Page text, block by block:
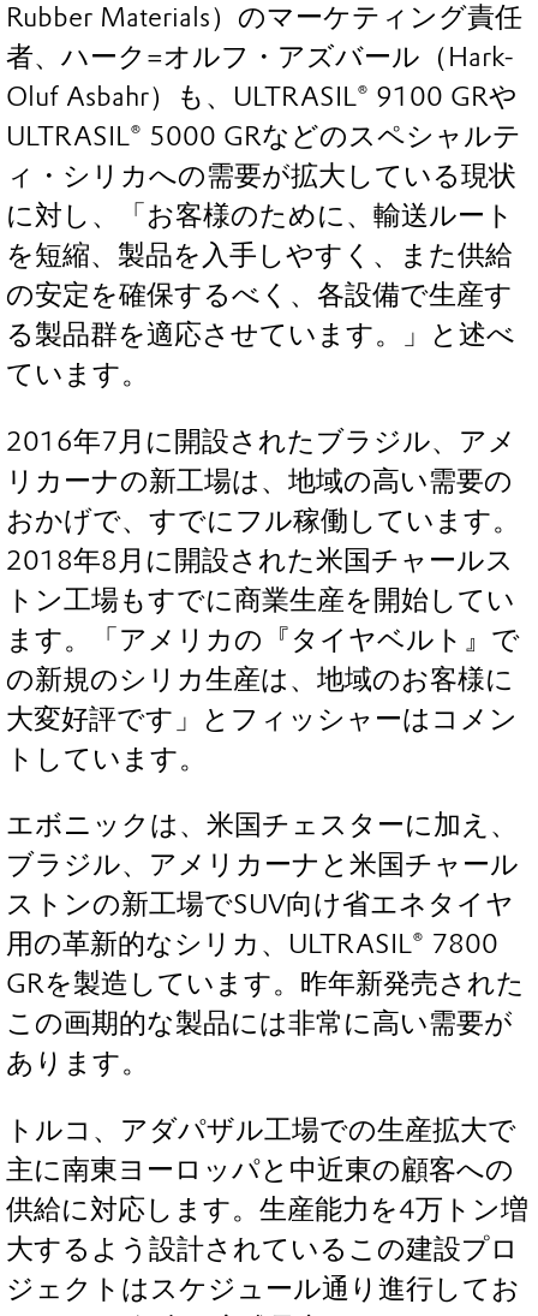
Rubber Materials）のマーケティング責任
者、ハーク=オルフ・アズバール（Hark-
Oluf Asbahr）も、ULTRASIL® 9100 GRや
ULTRASIL® 5000 GRなどのスペシャルテ
ィ・シリカへの需要が拡大している現状
に対し、「お客様のために、輸送ルート
を短縮、製品を入手しやすく、また供給
の安定を確保するべく、各設備で生産す
る製品群を適応させています。」と述べ
ています。
2016年7月に開設されたブラジル、アメ
リカーナの新工場は、地域の高い需要の
おかげで、すでにフル稼働しています。
2018年8月に開設された米国チャールス
トン工場もすでに商業生産を開始してい
ます。「アメリカの『タイヤベルト』で
の新規のシリカ生産は、地域のお客様に
大変好評です」とフィッシャーはコメン
トしています。
エボニックは、米国チェスターに加え、
ブラジル、アメリカーナと米国チャール
ストンの新工場でSUV向け省エネタイヤ
用の革新的なシリカ、ULTRASIL® 7800
GRを製造しています。昨年新発売された
この画期的な製品には非常に高い需要が
あります。
トルコ、アダパザル工場での生産拡大で
主に南東ヨーロッパと中近東の顧客への
供給に対応します。生産能力を4万トン増
大するよう設計されているこの建設プロ
ジェクトはスケジュール通り進行してお